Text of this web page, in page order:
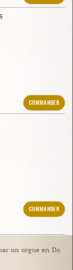
COMMANDER
COMMANDER
un orgue en Do.